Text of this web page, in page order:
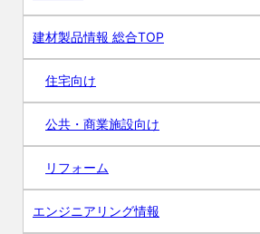
建材製品情報 総合TOP
住宅向け
公共・商業施設向け
リフォーム
エンジニアリング情報